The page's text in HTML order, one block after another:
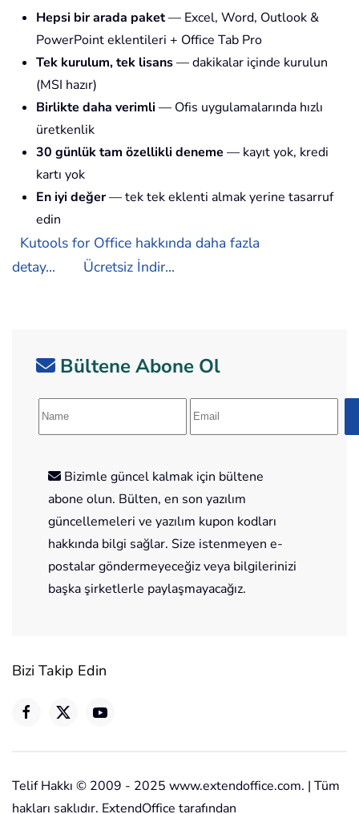
Hepsi bir arada paket— Excel, Word, Outlook &
PowerPoint eklentileri + Office Tab Pro
Tek kurulum, tek lisans— dakikalar içinde kurulun
(MSI hazır)
Birlikte daha verimli — Ofis uygulamalarında hızlı
üretkenlik
30 günlük tam özellikli deneme — kayıt yok, kredi
kartı yok
En iyi değer— tek tek eklenti almak yerine tasarruf
edin
Kutools for Office hakkında daha fazla
detay...
Ücretsiz İndir...
Bültene Abone Ol
Bizimle güncel kalmak için bültene
abone olun. Bülten, en son yazılım
güncellemeleri ve yazılım kupon kodları
hakkında bilgi sağlar. Size istenmeyen e-
postalar göndermeyeceğiz veya bilgilerinizi
başka şirketlerle paylaşmayacağız.
Bizi Takip Edin
Telif Hakkı © 2009 - 2025 www.extendoffice.com. | Tüm
hakları saklıdır. ExtendOffice tarafından